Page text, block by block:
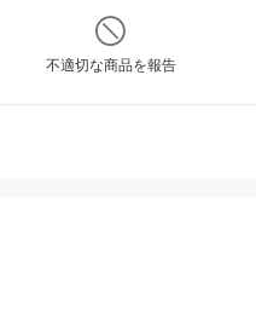
不適切な商品を報告